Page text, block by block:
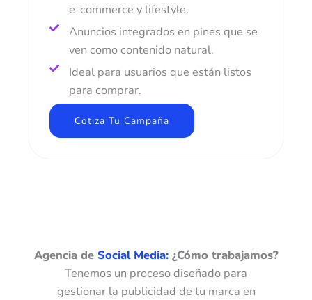
e-commerce y lifestyle.
Anuncios integrados en pines que se
ven como contenido natural.
Ideal para usuarios que están listos
para comprar.
Cotiza Tu Campaña
Agencia de Social Media: ¿Cómo trabajamos?
Tenemos un proceso diseñado para
gestionar la publicidad de tu marca en